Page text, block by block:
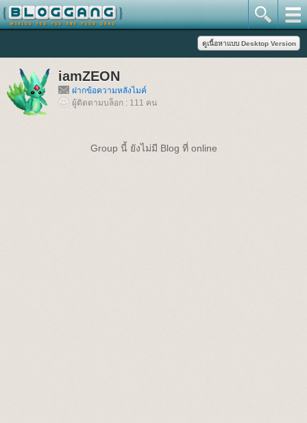
iamZEON
ฝากข้อความหลังไมค์
ผู้ติดตามบล็อก : 111 คน
Group นี้ ยังไม่มี Blog ที่ online